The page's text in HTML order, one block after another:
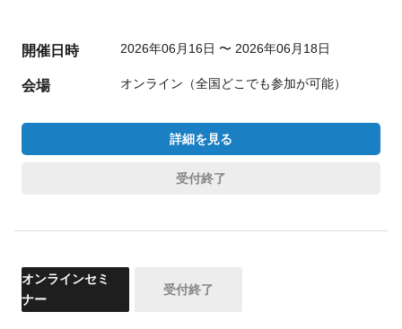
開催日時 2026年06月16日 〜 2026年06月18日
会場 オンライン（全国どこでも参加が可能）
詳細を見る
受付終了
オンラインセミ
ナー
受付終了